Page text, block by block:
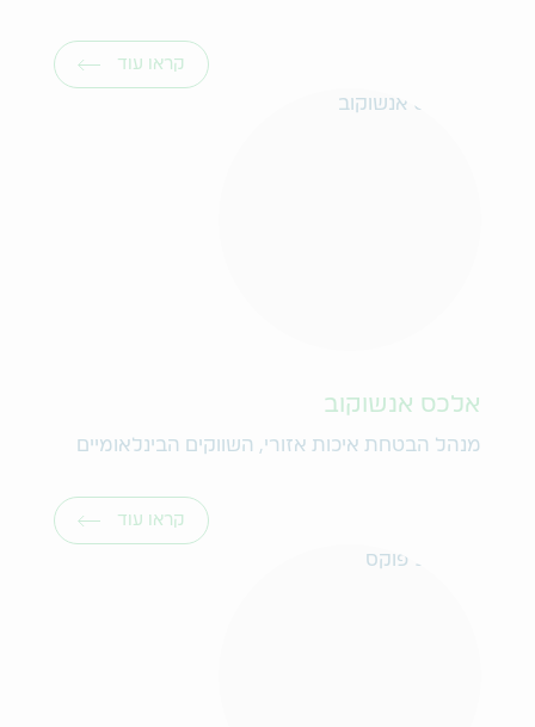
קראו עוד
אלכס אנשוקוב
מנהל הבטחת איכות אזורי, השווקים הבינלאומיים
קראו עוד